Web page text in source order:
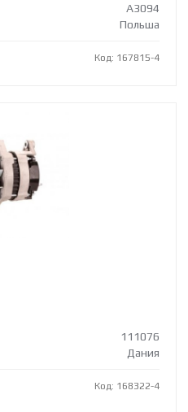
A3094
Польша
Код: 167815-4
111076
Дания
Код: 168322-4